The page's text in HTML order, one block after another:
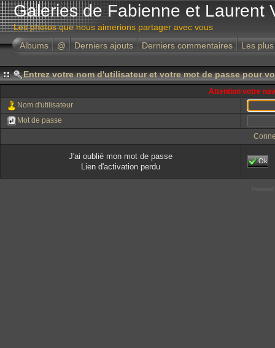
Galeries de Fabienne et Laurent
Les photos que nous aimerions partager avec vous
Albums
@ Derniers ajouts Derniers commentaires Les
Entrez votre nom d'utilisateur et votre mot de passe pour
Attention votre
Nom d'utilisateur
Mot de passe
J'ai oublié mon mot de passe
Lien d'activation perdu
Ok